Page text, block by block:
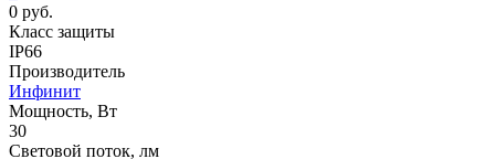
0 руб.
Класс защиты
IP66
Производитель
Инфинит
Мощность, Вт
30
Световой поток, лм